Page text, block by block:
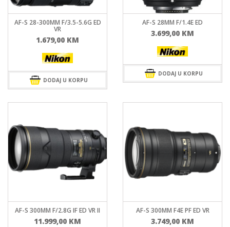
AF-S 28-300MM F/3.5-5.6G ED
VR
1.679,00 KM
DODAJ U KORPU
AF-S 28MM F/1.4E ED
3.699,00 KM
DODAJ U KORPU
AF-S 300MM F/2.8G IF ED VR II
11.999,00 KM
AF-S 300MM F4E PF ED VR
3.749,00 KM